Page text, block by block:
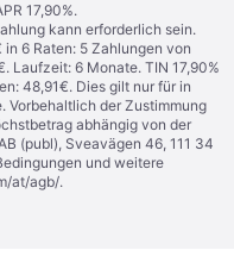
17,90%.
kann erforderlich sein.
6 Raten: 5 Zahlungen von
Laufzeit: 6 Monate. TIN 17,90%
48,91€. Dies gilt nur für in
Vorbehaltlich der Zustimmung
abhängig von der
(publ), Sveavägen 46, 111 34
und weitere
at/agb/.